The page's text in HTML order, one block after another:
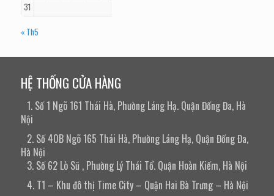
31
« Th5
HỆ THỐNG CỬA HÀNG
1. Số 1 Ngõ 161 Thái Hà, Phường Láng Hạ. Quận Đống Đa, Hà
Nội
2. Số 40B Ngõ 165 Thái Hà, Phường Láng Hạ, Quận Đống Đa,
Hà Nội
3. Số 62 Lò Sũ , Phường Lý Thái Tổ. Quận Hoàn Kiếm, Hà Nội
4. T1 – Khu đô thị Time City – Quận Hai Bà Trưng – Hà Nội